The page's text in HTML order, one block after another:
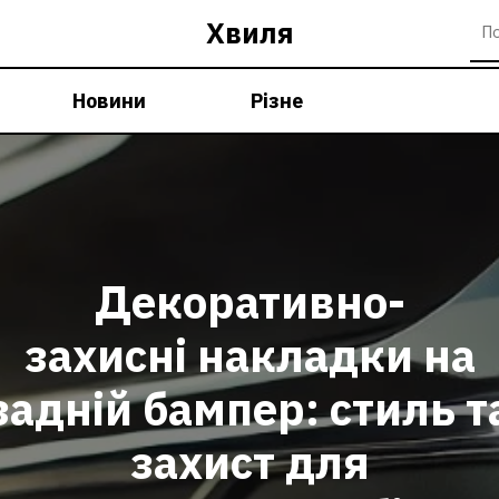
Хвиля
Новини Різне
Декоративно-
захисні накладки на
бампер: стиль
захист для